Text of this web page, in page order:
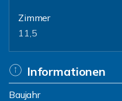
Zimmer
11,5
Informationen
Baujahr